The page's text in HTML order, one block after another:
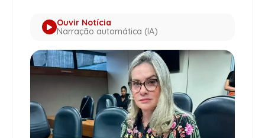
Ouvir Notícia
Narração automática (IA)